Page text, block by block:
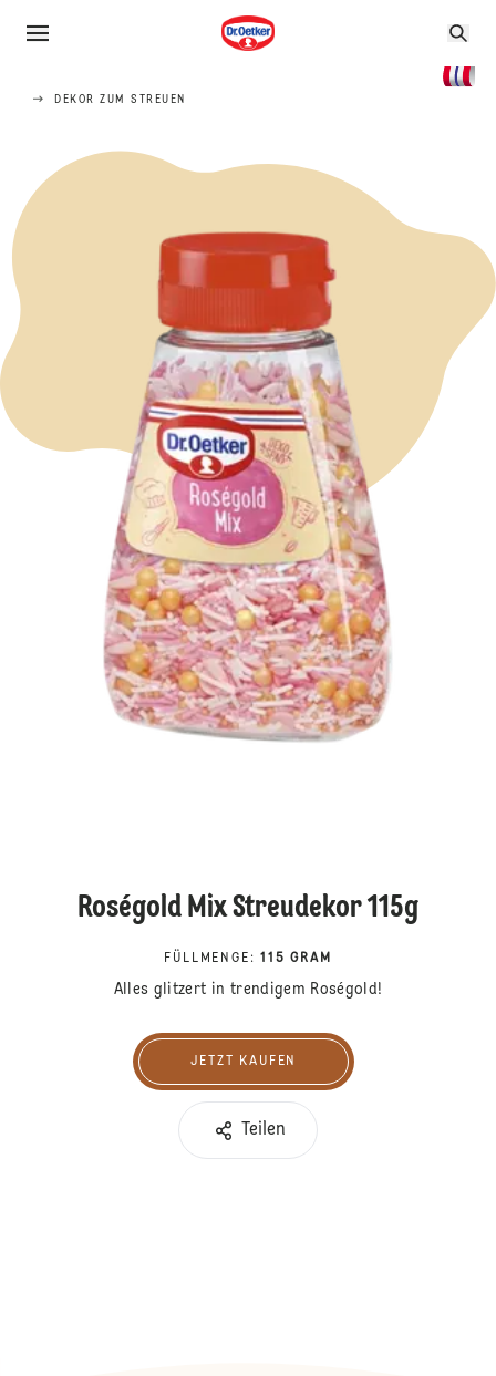
DEKOR ZUM STREUEN
Roségold Mix Streudekor 115g
FÜLLMENGE : 115 GRAM
Alles glitzert in trendigem Roségold!
Jetzt kaufen
JETZT KAUFEN
Teilen